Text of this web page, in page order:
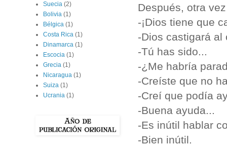
Después, otra
-¡Dios tiene que
-Dios castigará al
-Tú has sido...
-¿Me habría
-Creíste que no
-Creí que podía
-Buena ayuda...
-Es inútil hablar
-Bien inútil.
Suecia (2)
Bolivia (1)
Bélgica (1)
Costa Rica (1)
Dinamarca (1)
Escocia (1)
Grecia (1)
Nicaragua (1)
Suiza (1)
Ucrania (1)